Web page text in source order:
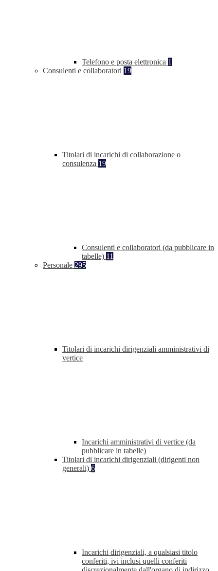
Telefono e posta elettronica 1
Consulenti e collaboratori 19
Titolari di incarichi di collaborazione o
consulenza 19
Consulenti e collaboratori (da pubblicare in
tabelle) 11
Personale 295
Titolari di incarichi dirigenziali amministrativi di
vertice
Incarichi amministrativi di vertice (da
pubblicare in tabelle)
Titolari di incarichi dirigenziali (dirigenti non
generali) 6
Incarichi dirigenziali, a qualsiasi titolo
conferiti, ivi inclusi quelli conferiti